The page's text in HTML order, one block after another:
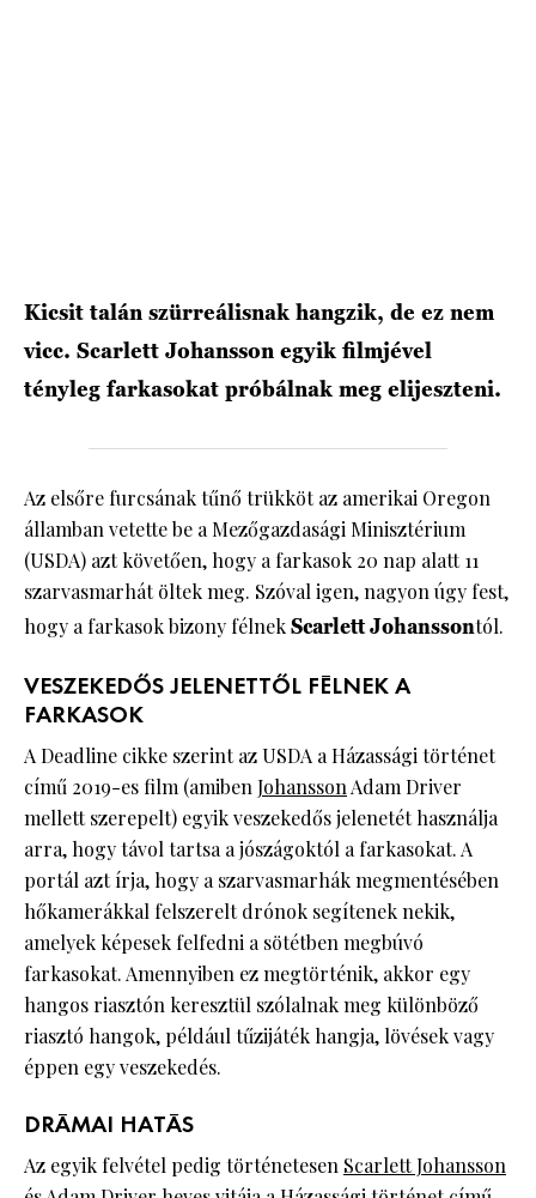
Kicsit talán szürreálisnak hangzik, de ez nem
vicc. Scarlett Johansson egyik filmjével
tényleg farkasokat próbálnak meg elijeszteni.
Az elsőre furcsának tűnő trükköt az amerikai Oregon
államban vetette be a Mezőgazdasági Minisztérium
(USDA) azt követően, hogy a farkasok 20 nap alatt 11
szarvasmarhát öltek meg. Szóval igen, nagyon úgy fest,
hogy a farkasok bizony félnekScarlett Johanssontól.
VESZEKEDŐS JELENETTŐL FÉLNEK A
FARKASOK
A Deadline cikke szerint az USDA a Házassági történet
című 2019-es film (amibenJohanssonAdam Driver
mellett szerepelt) egyik veszekedős jelenetét használja
arra, hogy távol tartsa a jószágoktól a farkasokat. A
portál azt írja, hogy a szarvasmarhák megmentésében
hőkamerákkal felszerelt drónok segítenek nekik,
amelyek képesek felfedni a sötétben megbúvó
farkasokat. Amennyiben ez megtörténik, akkor egy
hangos riasztón keresztül szólalnak meg különböző
riasztó hangok, például tűzijáték hangja, lövések vagy
éppen egy veszekedés.
DRÁMAI HATÁS
Az egyik felvétel pedig történetesen Scarlett Johansson